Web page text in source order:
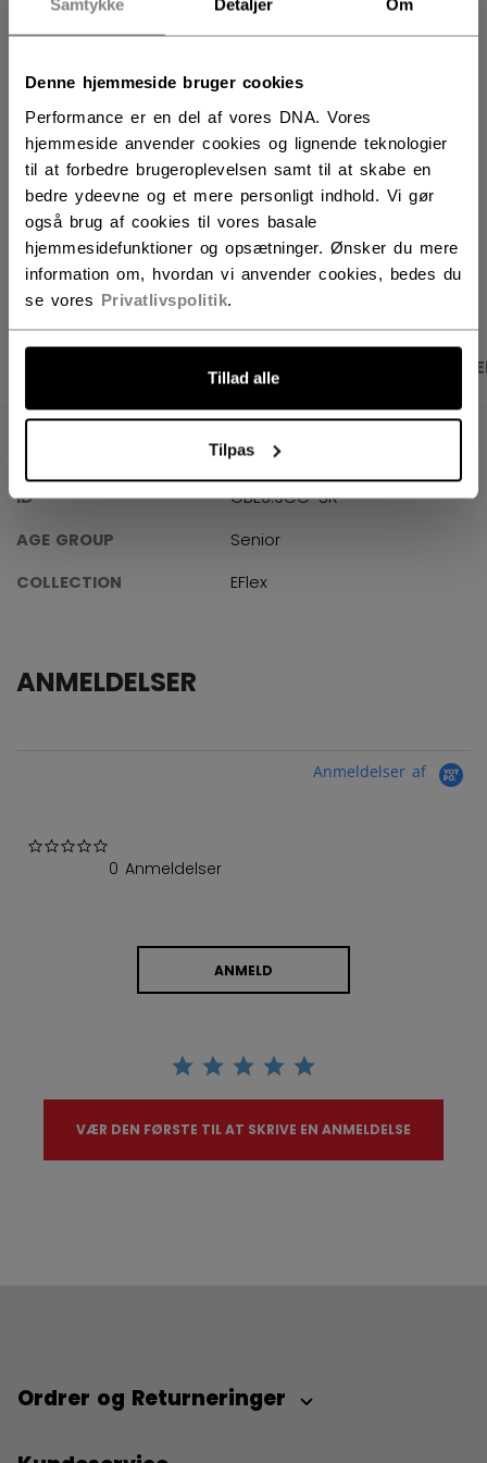
Samtykke Detaljer Om
Denne hjemmeside bruger cookies
Performance er en del af vores DNA. Vores
hjemmeside anvender cookies og lignende teknologier
til at forbedre brugeroplevelsen samt til at skabe en
bedre ydeevne og et mere personligt indhold. Vi gør
også brug af cookies til vores basale
hjemmesidefunktioner og opsætninger. Ønsker du mere
information om, hvordan vi anvender cookies, bedes du
se vores Privatlivspolitik
Tillad alle
Tilpas
FIND I BUTIK
Leveringsvilkår Gratis retur
ÅBN SOCIALE
SPECIFIKATIONER
SPECIFIKATIONER
ID
GBE6.9CC-SR
AGE GROUP
Senior
COLLECTION
EFlex
ANMELDELSER
Anmeldelser af
0 Anmeldelser
ANMELD
VÆR DEN FØRSTE TIL AT SKRIVE EN ANMELDELSE
Ordrer og Returneringer